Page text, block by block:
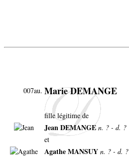
007au. Marie DEMANGE
fille légitime de
Jean DEMANGE n. ? - d. ?
et
Agathe MANSUY n. ? - d. ?